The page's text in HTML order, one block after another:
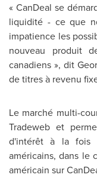
« CanDeal se
liquidité - ce que
impatience les
nouveau produit
canadiens », dit
de titres à revenu
Le marché multi-
Tradeweb et
d'intérêt à la fois
américains, dans le
américain sur